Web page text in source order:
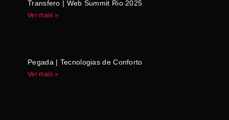
Transfero | Web Summit Rio 2025
Ver mais »
Pegada | Tecnologias de Conforto
Ver mais »